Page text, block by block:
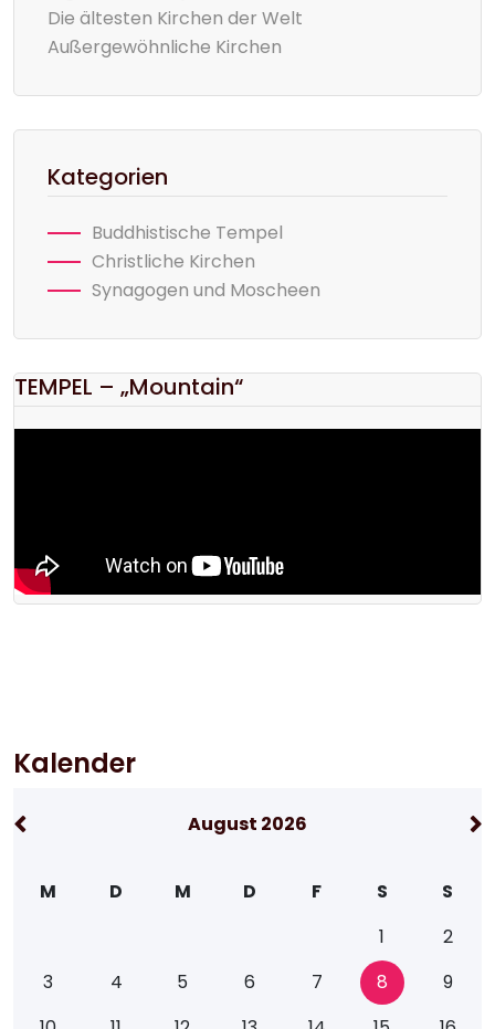
Die ältesten Kirchen der Welt
Außergewöhnliche Kirchen
Kategorien
Buddhistische Tempel
Christliche Kirchen
Synagogen und Moscheen
TEMPEL – „Mountain“
Kalender
August 2026
M D M D F S
S
1
2
3
4 5 6 7 8
9
10
11 12 13 14 15
16